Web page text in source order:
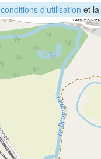
conditions d'utilisation et la